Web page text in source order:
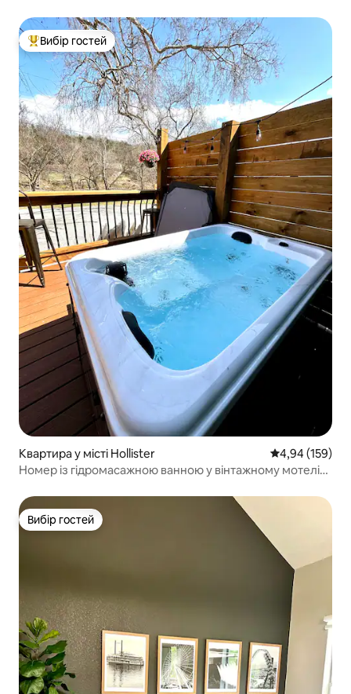
Топ вибір гостей
Вибір гостей
Квартира у місті Hollister Середня
4,94 (159)
Номер із гідромасажною ванною у вінтажному мотелі
Вибір гостей
Вибір гостей